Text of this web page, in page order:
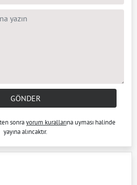
GÖNDER
sonrayorum kurallarına uyması halinde
yayına alıncaktır.